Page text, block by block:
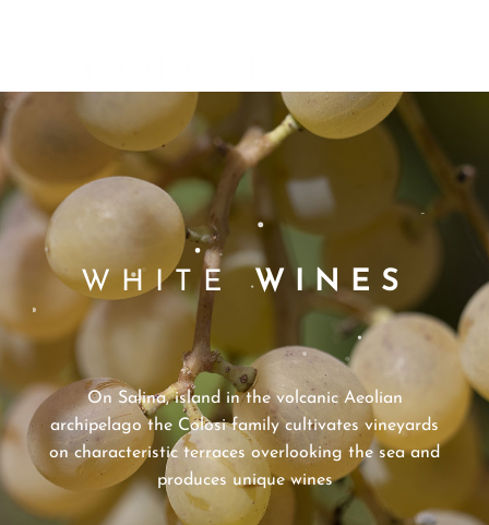
COLOSI –
SICILY –
AEOLIAN
ISLAND
WHITEWINES
On Salina, island in the volcanic Aeolian
archipelago the Colosi family cultivates vineyards
on characteristic terraces overlooking the sea and
produces unique wines